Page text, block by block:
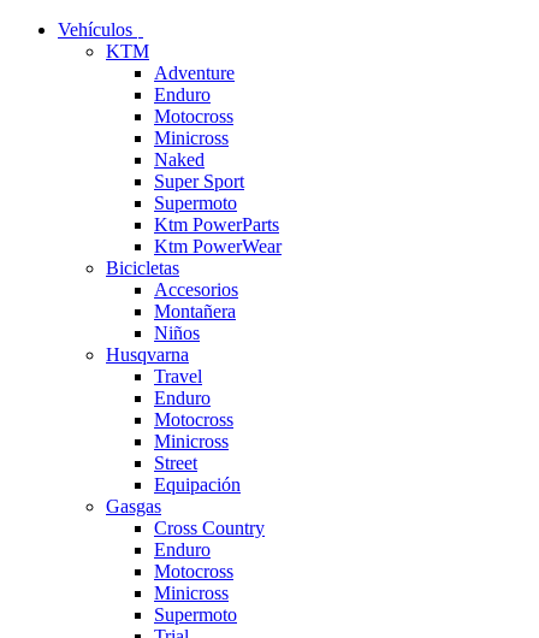
Vehículos
KTM
Adventure
Enduro
Motocross
Minicross
Naked
Super Sport
Supermoto
Ktm PowerParts
Ktm PowerWear
Bicicletas
Accesorios
Montañera
Niños
Husqvarna
Travel
Enduro
Motocross
Minicross
Street
Equipación
Gasgas
Cross Country
Enduro
Motocross
Minicross
Supermoto